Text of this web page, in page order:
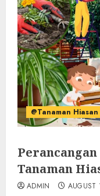
@Tanaman Hiasan
Tanaman
ADMIN AUGUST